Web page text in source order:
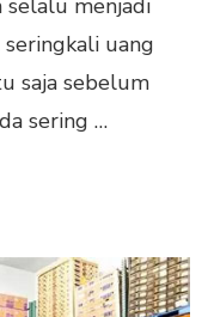
uang
saja sebelum
sering …